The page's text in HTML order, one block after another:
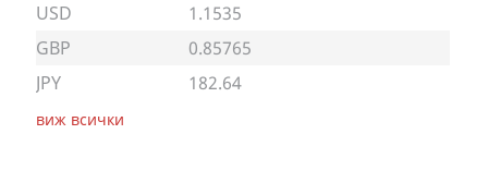
USD
1.1535
GBP
0.85765
JPY
182.64
виж всички